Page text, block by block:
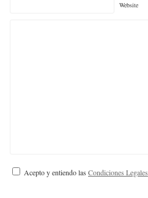
Website
Acepto y entiendo las Condiciones Legales